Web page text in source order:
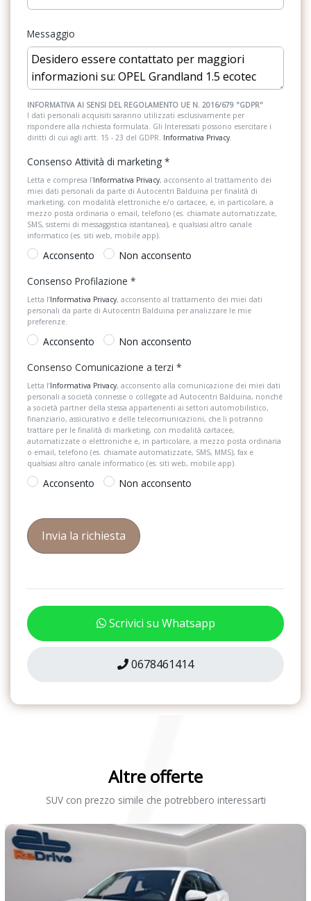
Park&go pack 1
Park&go pack 2
Poggiatesta centrale posteriore
Riconoscimento segnali stradali
Rilevamento stanchezza guidatore
Safety pack
Sedute anteriori sport, sedile guidatore agr
Sight&light pack
Soglia battitacco «opel»
Specchietti richiudibili e regolabili elettricamente
Tetto nero
Vetri posteriori oscurati
Volante in pelle flat bottom con comandi radio
Messaggio
INFORMATIVA AI SENSI DEL REGOLAMENTO UE N. 2016/679 "GDPR"
I dati personali acquisiti saranno utilizzati esclusivamente per
rispondere alla richiesta formulata. Gli Interessati possono esercitare i
diritti di cui agli artt. 15 - 23 del GDPR. Informativa Privacy
Consenso Attività di marketing *
Letta e compresa l’Informativa Privacy, acconsento al trattamento dei
miei dati personali da parte di Autocentri Balduina per finalità di
marketing, con modalità elettroniche e/o cartacee, e, in particolare, a
mezzo posta ordinaria o email, telefono (es. chiamate automatizzate,
SMS, sistemi di messaggistica istantanea), e qualsiasi altro canale
informatico (es. siti web, mobile app).
Acconsento
Non acconsento
Consenso Profilazione *
Letta l’Informativa Privacy, acconsento al trattamento dei miei dati
personali da parte di Autocentri Balduina per analizzare le mie
preferenze.
Acconsento
Non acconsento
Consenso Comunicazione a terzi *
Letta l’Informativa Privacy, acconsento alla comunicazione dei miei dati
personali a società connesse o collegate ad Autocentri Balduina, nonché
a società partner della stessa appartenenti ai settori automobilistico,
finanziario, assicurativo e delle telecomunicazioni, che li potranno
trattare per le finalità di marketing, con modalità cartacee,
automatizzate o elettroniche e, in particolare, a mezzo posta ordinaria
o email, telefono (es. chiamate automatizzate, SMS, MMS), fax e
qualsiasi altro canale informatico (es. siti web, mobile app).
Acconsento Non acconsento
Scrivici su Whatsapp
0678461414
Altre offerte
SUV con prezzo simile che potrebbero interessarti